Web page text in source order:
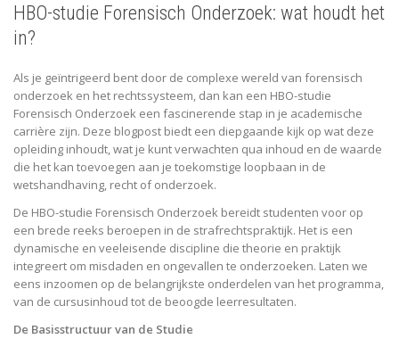
HBO-studie Forensisch Onderzoek: wat houdt het
in?
Als je geïntrigeerd bent door de complexe wereld van forensisch
onderzoek en het rechtssysteem, dan kan een HBO-studie
Forensisch Onderzoek een fascinerende stap in je academische
carrière zijn. Deze blogpost biedt een diepgaande kijk op wat deze
opleiding inhoudt, wat je kunt verwachten qua inhoud en de waarde
die het kan toevoegen aan je toekomstige loopbaan in de
wetshandhaving, recht of onderzoek.
De HBO-studie Forensisch Onderzoek bereidt studenten voor op
een brede reeks beroepen in de strafrechtspraktijk. Het is een
dynamische en veeleisende discipline die theorie en praktijk
integreert om misdaden en ongevallen te onderzoeken. Laten we
eens inzoomen op de belangrijkste onderdelen van het programma,
van de cursusinhoud tot de beoogde leerresultaten.
De Basisstructuur van de Studie